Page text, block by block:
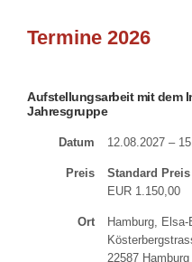
Termine 2026
Aufstellungsarbeit mit dem
Jahresgruppe
Datum 12.08.2027 –
Preis
Standard Preis
EUR 1.150,00
Ort
Hamburg,
22587 Hamburg